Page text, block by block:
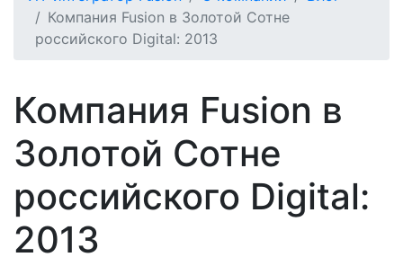
Компания Fusion в Золотой Cотне
российского Digital: 2013
Компания Fusion в
Золотой Cотне
российского Digital:
2013